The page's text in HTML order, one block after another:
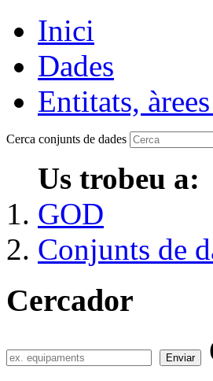
Inici
Dades
Entitats,
Cerca conjunts de dades
Us trobeu a:
GOD
Conjunts de
Cercador
Enviar